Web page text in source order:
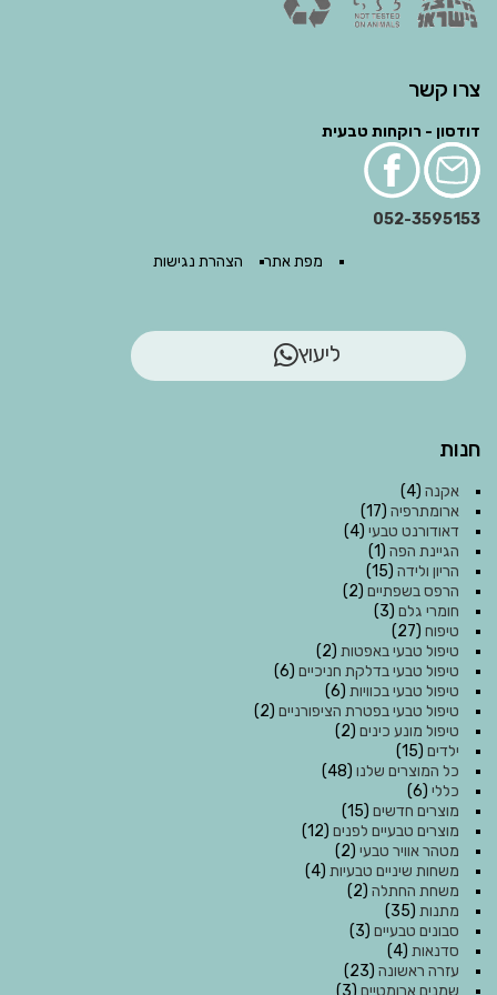
צרו קשר
דודסון - רוקחות טבעית
052-3595153
מפת אתר הצהרת נגישות
ליעוץ
חנות
אקנה (4)
ארומתרפיה (17)
דאודורנט טבעי (4)
הגיינת הפה (1)
הריון ולידה (15)
הרפס בשפתיים (2)
חומרי גלם (3)
טיפוח (27)
טיפול טבעי באפטות (2)
טיפול טבעי בדלקת חניכיים (6)
טיפול טבעי בכוויות (6)
טיפול טבעי בפטרת הציפורניים (2)
טיפול מונע כינים (2)
ילדים (15)
כל המוצרים שלנו (48)
כללי (6)
מוצרים חדשים (15)
מוצרים טבעיים לפנים (12)
מטהר אוויר טבעי (2)
משחות שיניים טבעיות (4)
משחת החתלה (2)
מתנות (35)
סבונים טבעיים (3)
סדנאות (4)
עזרה ראשונה (23)
שמנים ארומטיים (3)